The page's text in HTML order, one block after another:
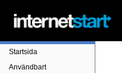
Startsida
Användbart